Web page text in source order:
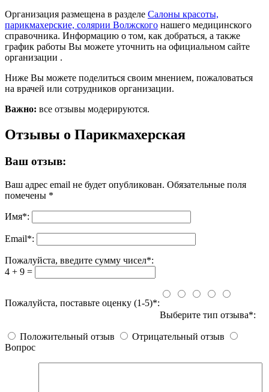
Организация размещена в разделе Салоны красоты,
парикмахерские, солярии Волжского нашего медицинского
справочника. Информацию о том, как добраться, а также
график работы Вы можете уточнить на официальном сайте
организации .
Ниже Вы можете поделиться своим мнением, пожаловаться
на врачей или сотрудников организации.
Важно: все отзывы модерируются.
Отзывы о Парикмахерская
Ваш отзыв:
Ваш адрес email не будет опубликован. Обязательные поля
помечены *
Имя*:
Email*:
Пожалуйста, введите сумму чисел*:
4 + 9 =
Пожалуйста, поставьте оценку (1-5)*:
Выберите тип отзыва*:
Положительный отзыв
Отрицательный отзыв
Вопрос